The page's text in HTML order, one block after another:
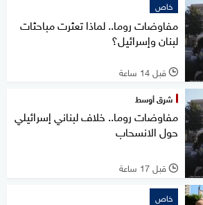
خاص
مفاوضات روما.. لماذا تعثرت مباحثات
لبنان وإسرائيل؟
l قبل 14 ساعة
شرق أوسط
مفاوضات روما.. خلاف لبناني إسرائيلي
حول الانسحاب
l قبل 17 ساعة
خاص